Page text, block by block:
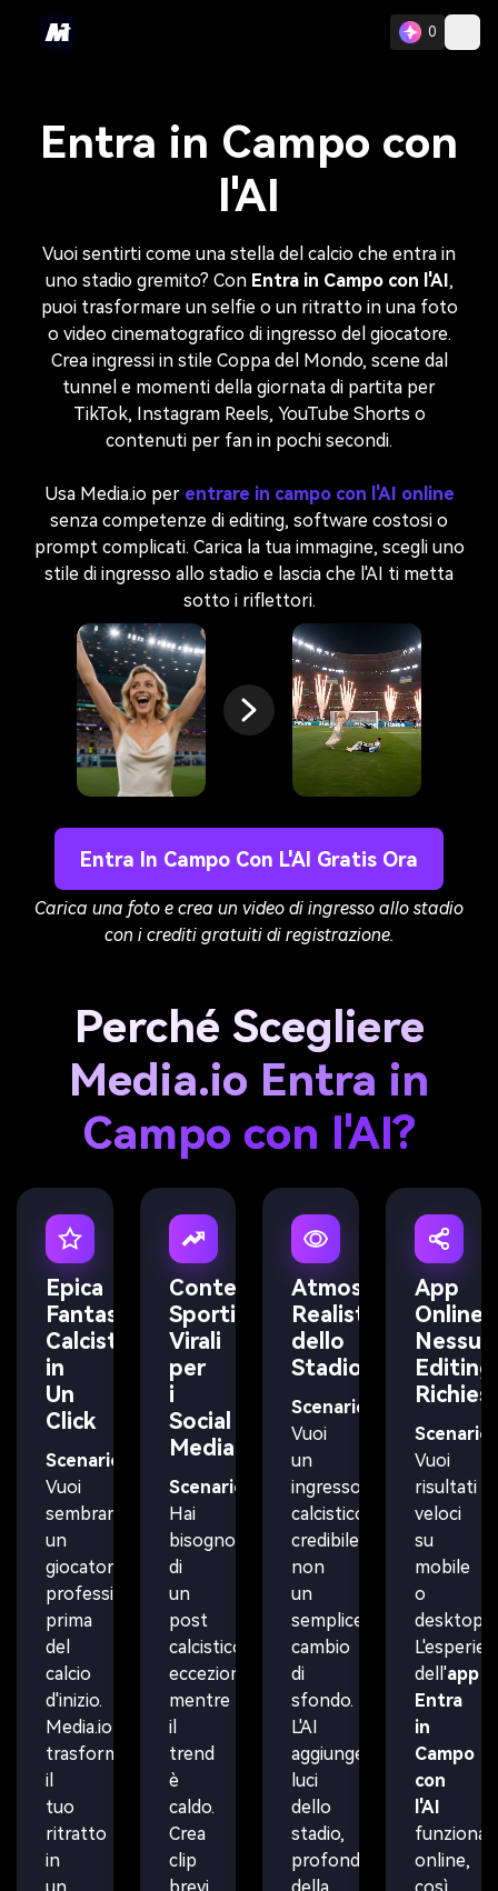
0
Entra in Campo con
l'AI
Vuoi sentirti come una stella del calcio che entra in
uno stadio gremito? Con Entra in Campo con l'AI,
puoi trasformare un selfie o un ritratto in una foto
o video cinematografico di ingresso del giocatore.
Crea ingressi in stile Coppa del Mondo, scene dal
tunnel e momenti della giornata di partita per
TikTok, Instagram Reels, YouTube Shorts o
contenuti per fan in pochi secondi.
Usa Media.io per entrare in campo con l'AI online
senza competenze di editing, software costosi o
prompt complicati. Carica la tua immagine, scegli uno
stile di ingresso allo stadio e lascia che l'AI ti metta
sotto i riflettori.
Entra In Campo Con L'AI Gratis Ora
Carica una foto e crea un video di ingresso allo stadio
con i crediti gratuiti di registrazione.
Perché Scegliere
Media.io Entra in
Campo con l'AI?
Epica
Fantasia
Calcistica
in
Un
Click
Scenario:
Vuoi
sembrare
un
giocatore
professionista
prima
del
calcio
d'inizio.
Media.io
trasforma
il
tuo
ritratto
in
Contenuti
Sportivi
Virali
per
i
Social
Media
Scenario:
Hai
bisogno
di
un
post
calcistico
eccezionale
mentre
il
trend
è
caldo.
Crea
clip
Atmosfera
Realistica
dello
Stadio
Scenario:
Vuoi
un
ingresso
calcistico
credibile,
non
un
semplice
cambio
di
sfondo.
L'AI
aggiunge
luci
dello
stadio,
profondità
App
Online,
Nessun
Editing
Scenario:
Vuoi
risultati
veloci
su
mobile
o
desktop.
dell'app
Entra
in
Campo
con
l'AI
funziona
online,